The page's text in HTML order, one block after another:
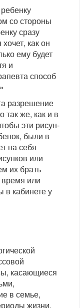
со стороны
сразу
как он
ему будет
и
способ
разрешение
так же, как и в
эти рисун­
были в
на себя
или
их брать
время или
в кабинете у
касающиеся
в семье,
жизни.